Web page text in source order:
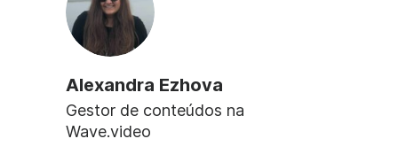
Alexandra Ezhova
Gestor de conteúdos na
Wave.video